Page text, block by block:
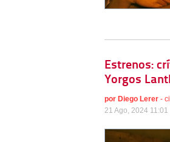
Estrenos:
Yorgos
por Diego Lerer -
21 Ago, 2024 11:01